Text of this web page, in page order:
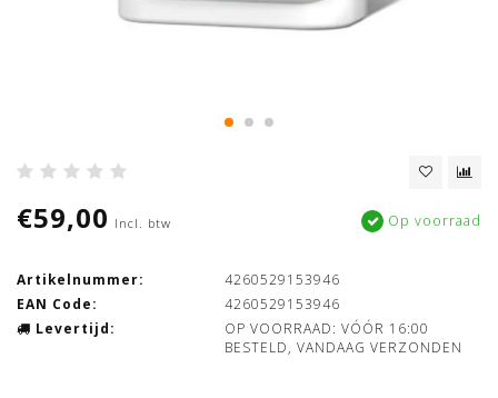
€59,00 Incl. btw Op voorraad
Artikelnummer:
4260529153946
EAN Code:
4260529153946
Levertijd:
OP VOORRAAD: VÓÓR 16:00
BESTELD, VANDAAG VERZONDEN